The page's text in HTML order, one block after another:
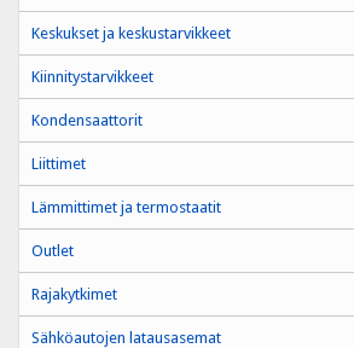
Keskukset ja keskustarvikkeet
Kiinnitystarvikkeet
Kondensaattorit
Liittimet
Lämmittimet ja termostaatit
Outlet
Rajakytkimet
Sähköautojen latausasemat